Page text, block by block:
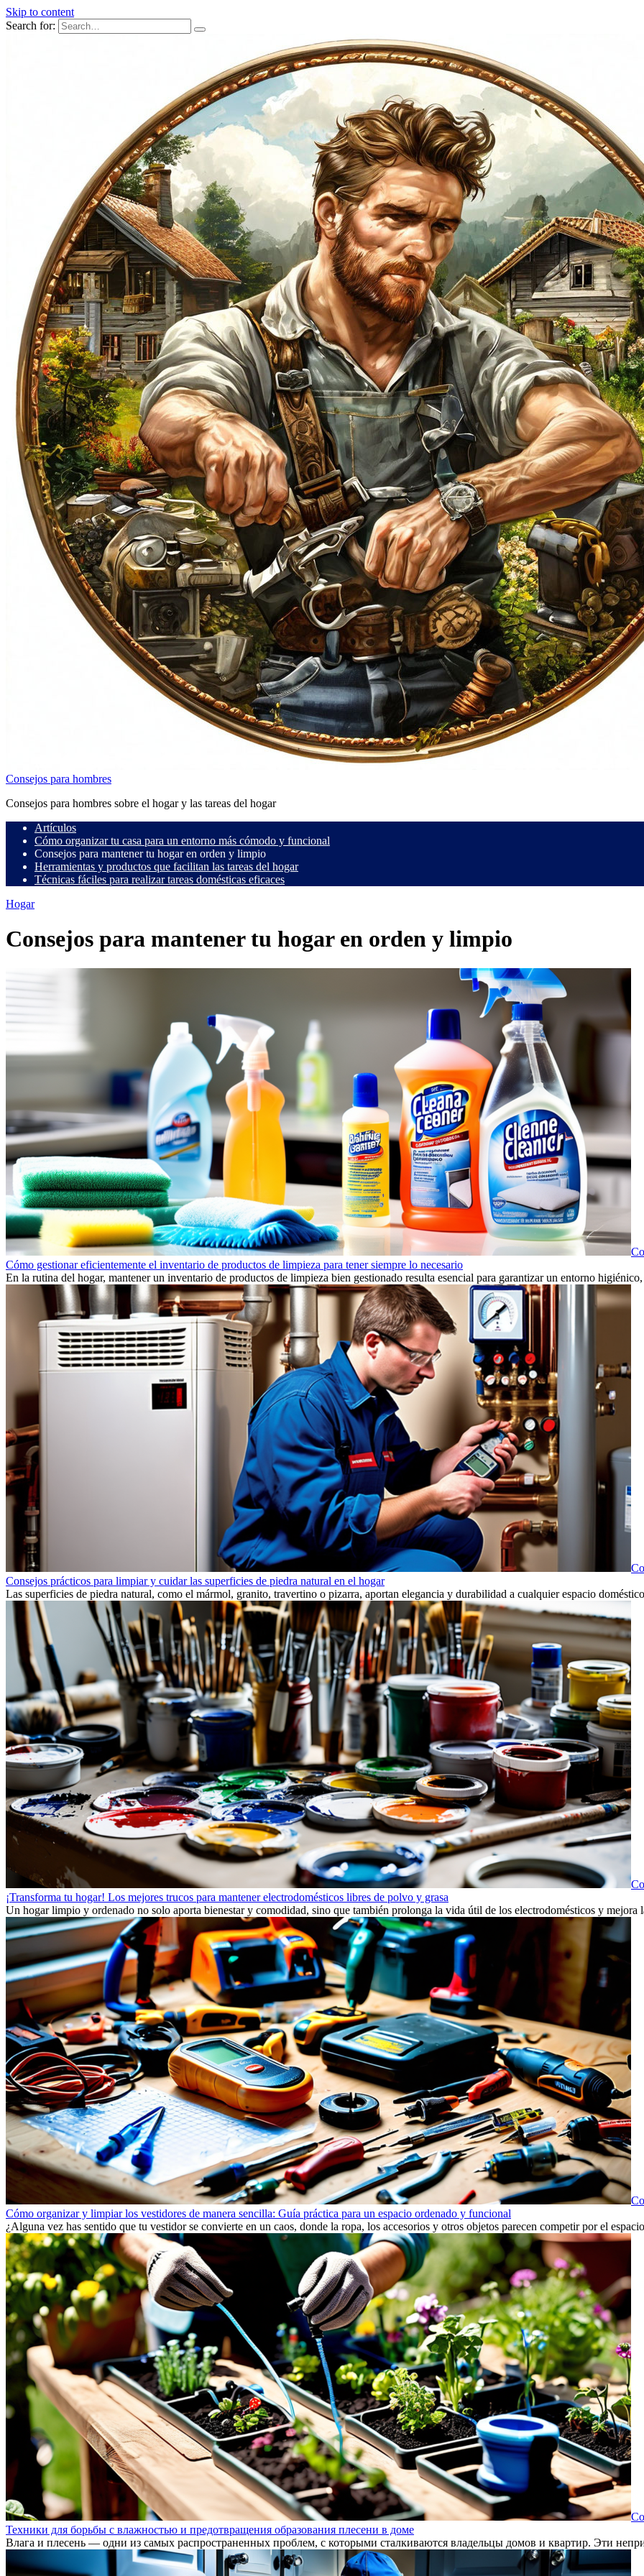
Skip to content
Search for:
Consejos para hombres
Consejos para hombres sobre el hogar y las tareas del hogar
Artículos
Cómo organizar tu casa para un entorno más cómodo y funcional
Consejos para mantener tu hogar en orden y limpio
Herramientas y productos que facilitan las tareas del hogar
Técnicas fáciles para realizar tareas domésticas eficaces
Hogar
Consejos para mantener tu hogar en orden y limpio
Cómo gestionar eficientemente el inventario de productos de limpieza para tener siempre lo necesario
En la rutina del hogar, mantener un inventario de productos de limpieza bien gestionado resulta esencial para garantizar un entorno
Consejos prácticos para limpiar y cuidar las superficies de piedra natural en el hogar
Las superficies de piedra natural, como el mármol, granito, travertino o pizarra, aportan elegancia y durabilidad a cualquier espacio
¡Transforma tu hogar! Los mejores trucos para mantener electrodomésticos libres de polvo y grasa
Un hogar limpio y ordenado no solo aporta bienestar y comodidad, sino que también prolonga la vida útil de los electrodomésticos y mejora
Cómo organizar y limpiar los vestidores de manera sencilla: Guía práctica para un espacio ordenado y funcional
¿Alguna vez has sentido que tu vestidor se convierte en un caos, donde la ropa, los accesorios y otros objetos parecen competir por el
Техники для борьбы с влажностью и предотвращения образования плесени в доме
Влага и плесень — одни из самых распространенных проблем, с которыми сталкиваются владельцы домов и квартир. Эти